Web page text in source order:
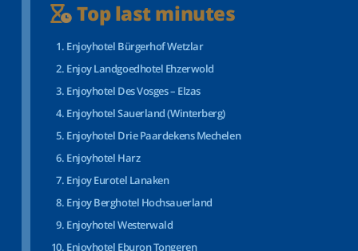
Top last minutes
Enjoyhotel Bürgerhof Wetzlar
Enjoy Landgoedhotel Ehzerwold
Enjoyhotel Des Vosges – Elzas
Enjoyhotel Sauerland (Winterberg)
Enjoyhotel Drie Paardekens Mechelen
Enjoyhotel Harz
Enjoy Eurotel Lanaken
Enjoy Berghotel Hochsauerland
Enjoyhotel Westerwald
Enjoyhotel Eburon Tongeren